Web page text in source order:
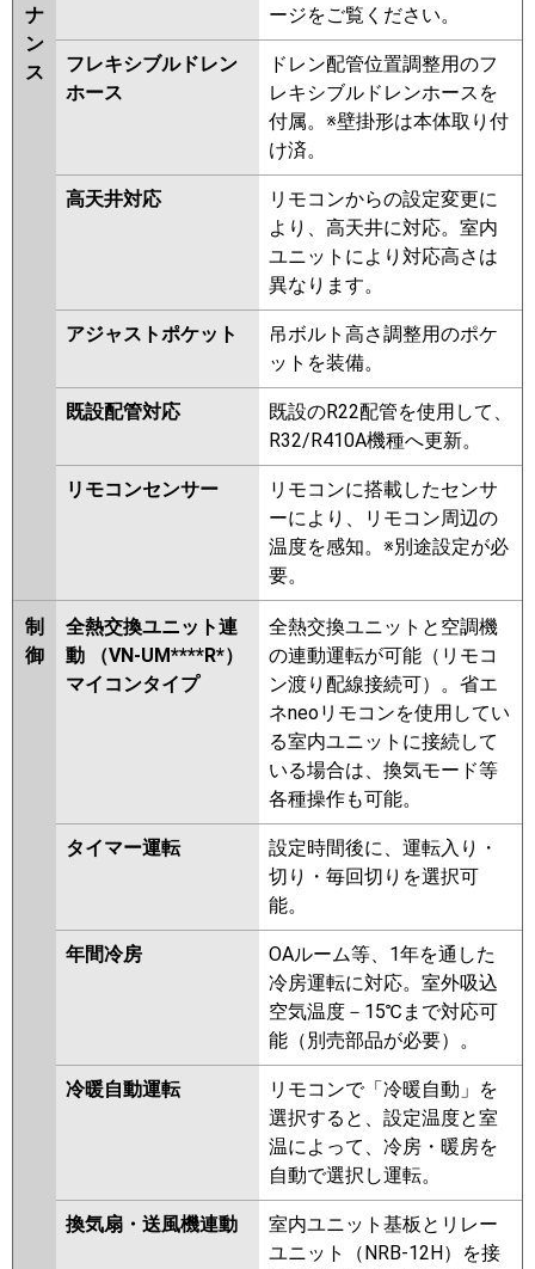
ナ
ン
ス
ージをご覧ください。
フレキシブルドレン
ホース
ドレン配管位置調整用のフ
レキシブルドレンホースを
付属。※壁掛形は本体取り付
け済。
高天井対応
リモコンからの設定変更に
より、高天井に対応。室内
ユニットにより対応高さは
異なります。
アジャストポケット
吊ボルト高さ調整用のポケ
ットを装備。
既設配管対応
既設のR22配管を使用して、
R32/R410A機種へ更新。
リモコンセンサー
リモコンに搭載したセンサ
ーにより、リモコン周辺の
温度を感知。※別途設定が必
要。
制
御
全熱交換ユニット連
動 （VN-UM****R*）
マイコンタイプ
全熱交換ユニットと空調機
の連動運転が可能（リモコ
ン渡り配線接続可）。省エ
ネneoリモコンを使用してい
る室内ユニットに接続して
いる場合は、換気モード等
各種操作も可能。
タイマー運転
設定時間後に、運転入り・
切り・毎回切りを選択可
能。
年間冷房
OAルーム等、1年を通した
冷房運転に対応。室外吸込
空気温度－15℃まで対応可
能（別売部品が必要）。
冷暖自動運転
リモコンで「冷暖自動」を
選択すると、設定温度と室
温によって、冷房・暖房を
自動で選択し運転。
換気扇・送風機連動
室内ユニット基板とリレー
ユニット（NRB-12H）を接